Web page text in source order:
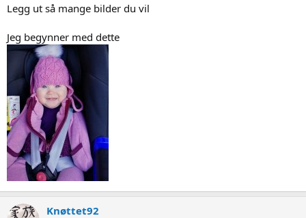
Legg ut så mange bilder du vil
Jeg begynner med dette
Knøttet92